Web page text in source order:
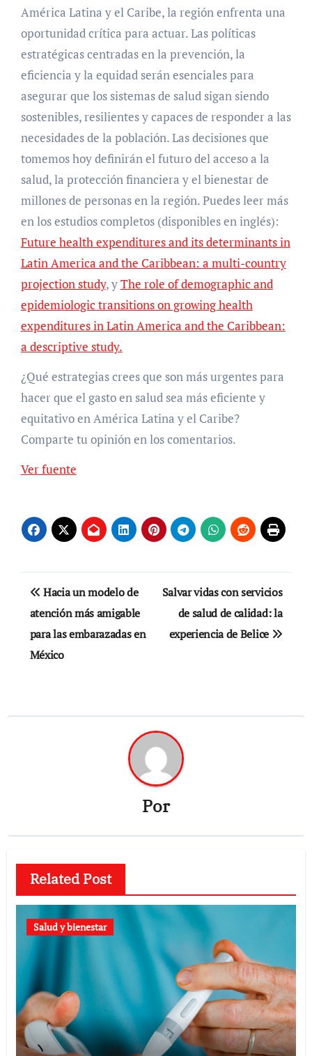
América Latina y el Caribe, la región enfrenta una
oportunidad crítica para actuar. Las políticas
estratégicas centradas en la prevención, la
eficiencia y la equidad serán esenciales para
asegurar que los sistemas de salud sigan siendo
sostenibles, resilientes y capaces de responder a las
necesidades de la población. Las decisiones que
tomemos hoy definirán el futuro del acceso a la
salud, la protección financiera y el bienestar de
millones de personas en la región. Puedes leer más
en los estudios completos (disponibles en inglés):
Future health expenditures and its determinants in
Latin America and the Caribbean: a multi-country
projection study, yThe role of demographic and
epidemiologic transitions on growing health
expenditures in Latin America and the Caribbean:
a descriptive study.
¿Qué estrategias crees que son más urgentes para
hacer que el gasto en salud sea más eficiente y
equitativo en América Latina y el Caribe?
Comparte tu opinión en los comentarios.
Ver fuente
Navegación
de
entradas
Hacia un modelo de
atención más amigable
para las embarazadas en
México
Salvar vidas con servicios
de salud de calidad: la
experiencia de Belice
Por
Related Post
Salud y bienestar